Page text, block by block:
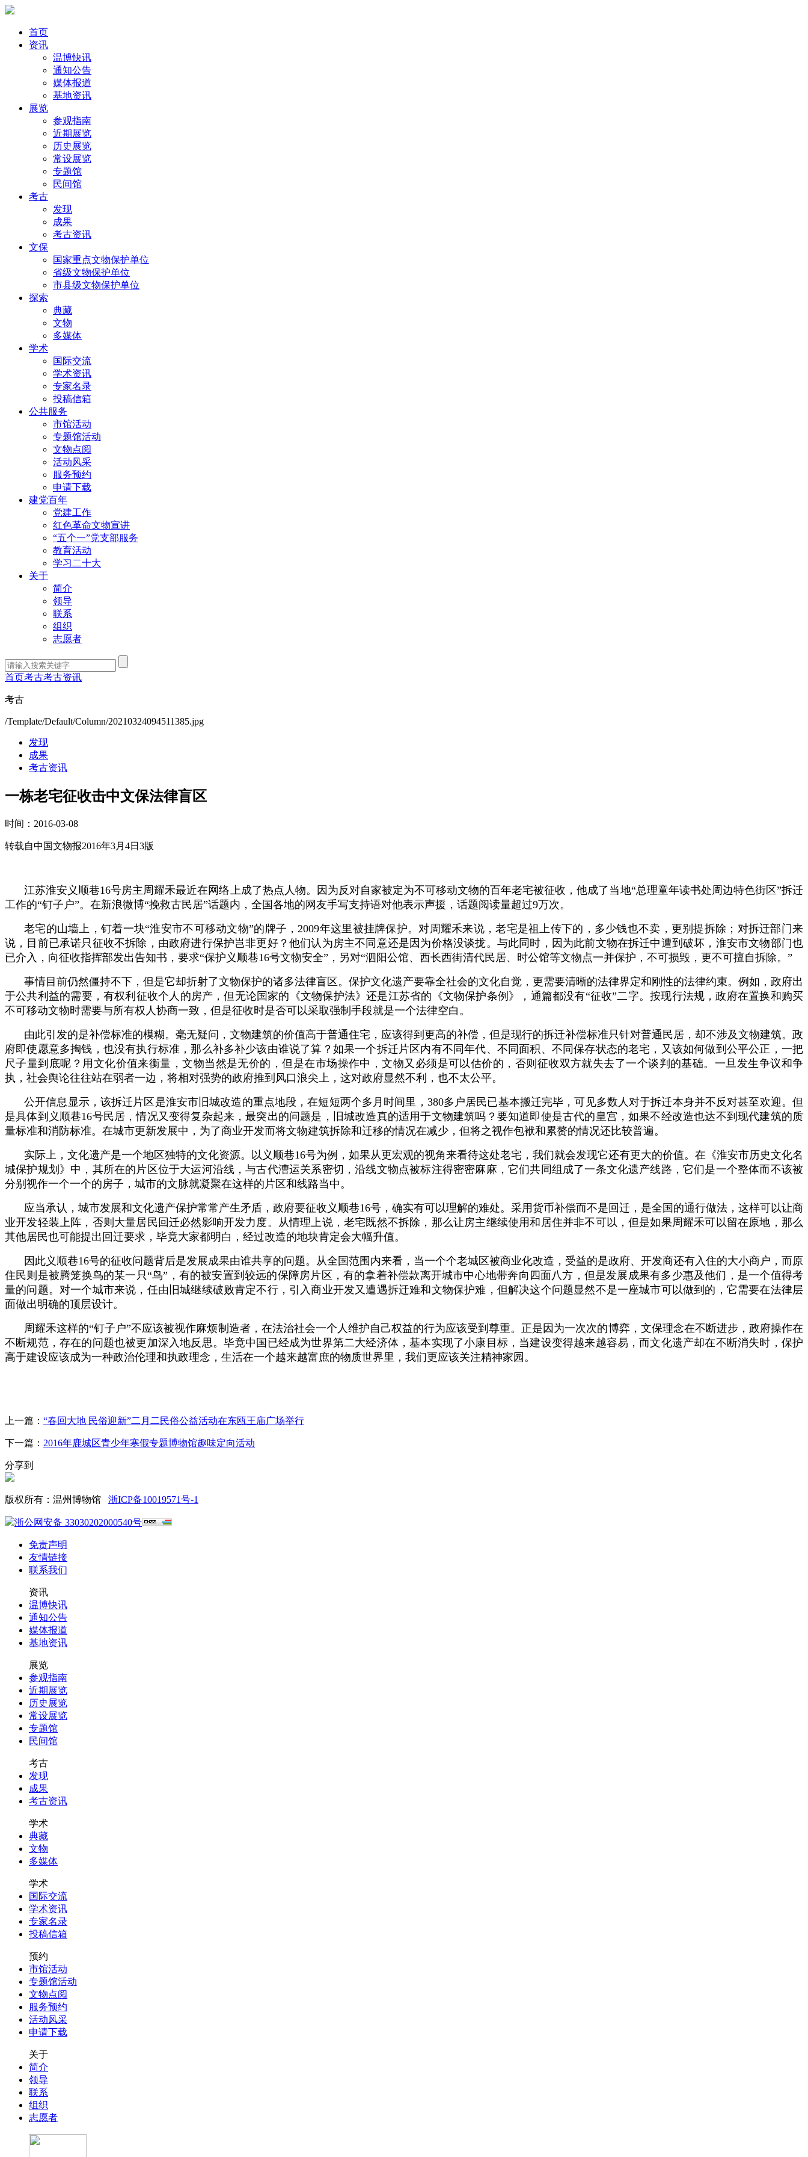
首页
资讯
温博快讯
通知公告
媒体报道
基地资讯
展览
参观指南
近期展览
历史展览
常设展览
专题馆
民间馆
考古
发现
成果
考古资讯
文保
国家重点文物保护单位
省级文物保护单位
市县级文物保护单位
探索
典藏
文物
多媒体
学术
国际交流
学术资讯
专家名录
投稿信箱
公共服务
市馆活动
专题馆活动
文物点阅
活动风采
服务预约
申请下载
建党百年
党建工作
红色革命文物宣讲
“五个一”党支部服务
教育活动
学习二十大
关于
简介
领导
联系
组织
志愿者
首页考古考古资讯
考古
/Template/Default/Column/20210324094511385.jpg
发现
成果
考古资讯
一栋老宅征收击中文保法律盲区
时间：2016-03-08
转载自中国文物报2016年3月4日3版
江苏淮安义顺巷16号房主周耀禾最近在网络上成了热点人物。因为反对自家被定为不可移动文物的百年老宅被征收，他成了当地“总理童年读书处周边特色街区”拆迁
工作的“钉子户”。在新浪微博“挽救古民居”话题内，全国各地的网友手写支持语对他表示声援，话题阅读量超过9万次。
老宅的山墙上，钉着一块“淮安市不可移动文物”的牌子，2009年这里被挂牌保护。对周耀禾来说，老宅是祖上传下的，多少钱也不卖，更别提拆除；对拆迁部门来
说，目前已承诺只征收不拆除，由政府进行保护岂非更好？他们认为房主不同意还是因为价格没谈拢。与此同时，因为此前文物在拆迁中遭到破坏，淮安市文物部门也
已介入，向征收指挥部发出告知书，要求“保护义顺巷16号文物安全”，另对“泗阳公馆、西长西街清代民居、时公馆等文物点一并保护，不可损毁，更不可擅自拆除。”
事情目前仍然僵持不下，但是它却折射了文物保护的诸多法律盲区。保护文化遗产要靠全社会的文化自觉，更需要清晰的法律界定和刚性的法律约束。例如，政府出
于公共利益的需要，有权利征收个人的房产，但无论国家的《文物保护法》还是江苏省的《文物保护条例》，通篇都没有“征收”二字。按现行法规，政府在置换和购买
不可移动文物时需要与所有权人协商一致，但是征收时是否可以采取强制手段就是一个法律空白。
由此引发的是补偿标准的模糊。毫无疑问，文物建筑的价值高于普通住宅，应该得到更高的补偿，但是现行的拆迁补偿标准只针对普通民居，却不涉及文物建筑。政
府即使愿意多掏钱，也没有执行标准，那么补多补少该由谁说了算？如果一个拆迁片区内有不同年代、不同面积、不同保存状态的老宅，又该如何做到公平公正，一把
尺子量到底呢？用文化价值来衡量，文物当然是无价的，但是在市场操作中，文物又必须是可以估价的，否则征收双方就失去了一个谈判的基础。一旦发生争议和争
执，社会舆论往往站在弱者一边，将相对强势的政府推到风口浪尖上，这对政府显然不利，也不太公平。
公开信息显示，该拆迁片区是淮安市旧城改造的重点地段，在短短两个多月时间里，380多户居民已基本搬迁完毕，可见多数人对于拆迁本身并不反对甚至欢迎。但
是具体到义顺巷16号民居，情况又变得复杂起来，最突出的问题是，旧城改造真的适用于文物建筑吗？要知道即使是古代的皇宫，如果不经改造也达不到现代建筑的质
量标准和消防标准。在城市更新发展中，为了商业开发而将文物建筑拆除和迁移的情况在减少，但将之视作包袱和累赘的情况还比较普遍。
实际上，文化遗产是一个地区独特的文化资源。以义顺巷16号为例，如果从更宏观的视角来看待这处老宅，我们就会发现它还有更大的价值。在《淮安市历史文化名
城保护规划》中，其所在的片区位于大运河沿线，与古代漕运关系密切，沿线文物点被标注得密密麻麻，它们共同组成了一条文化遗产线路，它们是一个整体而不该被
分别视作一个一个的房子，城市的文脉就凝聚在这样的片区和线路当中。
应当承认，城市发展和文化遗产保护常常产生矛盾，政府要征收义顺巷16号，确实有可以理解的难处。采用货币补偿而不是回迁，是全国的通行做法，这样可以让商
业开发轻装上阵，否则大量居民回迁必然影响开发力度。从情理上说，老宅既然不拆除，那么让房主继续使用和居住并非不可以，但是如果周耀禾可以留在原地，那么
其他居民也可能提出回迁要求，毕竟大家都明白，经过改造的地块肯定会大幅升值。
因此义顺巷16号的征收问题背后是发展成果由谁共享的问题。从全国范围内来看，当一个个老城区被商业化改造，受益的是政府、开发商还有入住的大小商户，而原
住民则是被腾笼换鸟的某一只“鸟”，有的被安置到较远的保障房片区，有的拿着补偿款离开城市中心地带奔向四面八方，但是发展成果有多少惠及他们，是一个值得考
量的问题。对一个城市来说，任由旧城继续破败肯定不行，引入商业开发又遭遇拆迁难和文物保护难，但解决这个问题显然不是一座城市可以做到的，它需要在法律层
面做出明确的顶层设计。
周耀禾这样的“钉子户”不应该被视作麻烦制造者，在法治社会一个人维护自己权益的行为应该受到尊重。正是因为一次次的博弈，文保理念在不断进步，政府操作在
不断规范，存在的问题也被更加深入地反思。毕竟中国已经成为世界第二大经济体，基本实现了小康目标，当建设变得越来越容易，而文化遗产却在不断消失时，保护
高于建设应该成为一种政治伦理和执政理念，生活在一个越来越富庶的物质世界里，我们更应该关注精神家园。
上一篇： “春回大地 民俗迎新”二月二民俗公益活动在东瓯王庙广场举行
下一篇： 2016年鹿城区青少年寒假专题博物馆趣味定向活动
分享到
版权所有：温州博物馆 浙ICP备10019571号-1
浙公网安备 33030202000540号
免责声明
友情链接
联系我们
资讯
温博快讯
通知公告
媒体报道
基地资讯
展览
参观指南
近期展览
历史展览
常设展览
专题馆
民间馆
考古
发现
成果
考古资讯
学术
典藏
文物
多媒体
学术
国际交流
学术资讯
专家名录
投稿信箱
预约
市馆活动
专题馆活动
文物点阅
服务预约
活动风采
申请下载
关于
简介
领导
联系
组织
志愿者